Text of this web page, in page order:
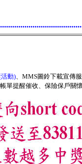
動)、MMS圖鈴下載宣傳
單提醒催收、保險保戶關